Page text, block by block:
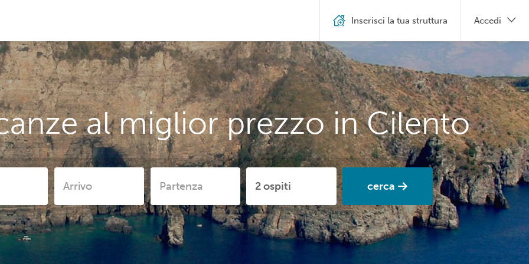
al miglior prezzo in Cilento
cerca
Inserisci la tua struttura Accedi